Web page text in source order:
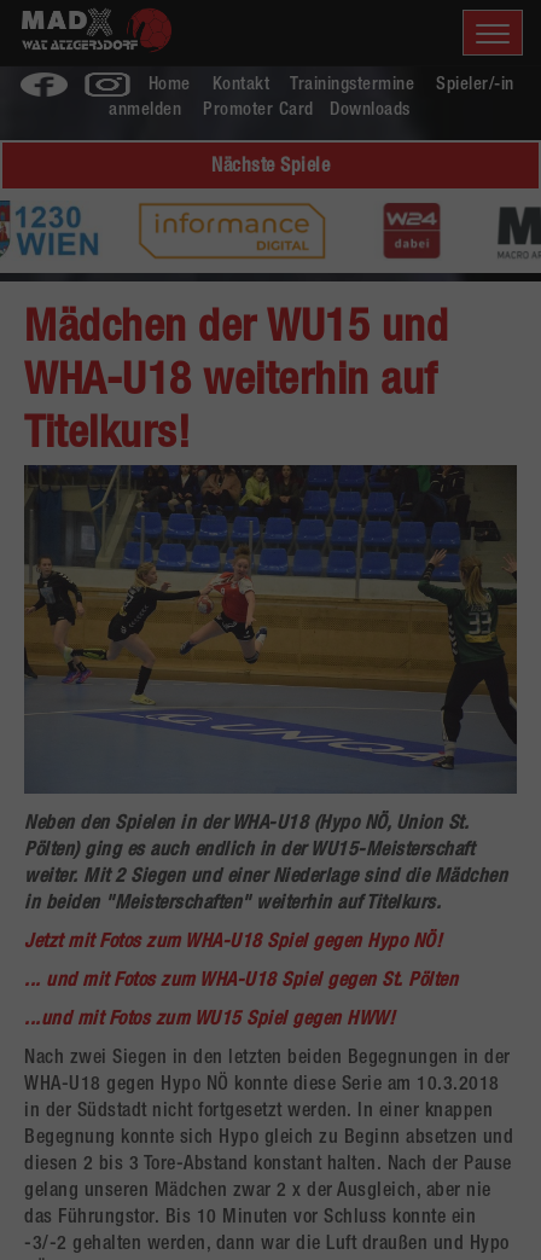
Home Kontakt Trainingstermine
Spieler/-in
anmelden
Promoter Card Downloads
Nächste Spiele
Mädchen der WU15 und
WHA-U18 weiterhin auf
Titelkurs!
Neben den Spielen in derWHA-U18 (Hypo NÖ, Union St.
Pölten)ging es auch endlich in derWU15-Meisterschaft
weiter. Mit 2 Siegen und einer Niederlage sind die Mädchen
in beiden "Meisterschaften" weiterhin auf Titelkurs.
Jetzt mit Fotos zum WHA-U18 Spiel gegen Hypo NÖ!
... und mit Fotos zum WHA-U18 Spiel gegen St. Pölten
...und mit Fotos zum WU15 Spiel gegen HWW!
Nach zwei Siegen in den letzten beiden Begegnungen in der
WHA-U18 gegen Hypo NÖ konnte diese Serie am 10.3.2018
in der Südstadt nicht fortgesetzt werden. In einer knappen
Begegnung konnte sich Hypo gleich zu Beginn absetzen und
diesen 2 bis 3 Tore-Abstand konstant halten. Nach der Pause
gelang unseren Mädchen zwar 2 x der Ausgleich, aber nie
das Führungstor. Bis 10 Minuten vor Schluss konnte ein
-3/-2 gehalten werden, dann war die Luft draußen und Hypo